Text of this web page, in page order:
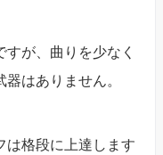
が、曲りを少なく
はありません。
は格段に上達します